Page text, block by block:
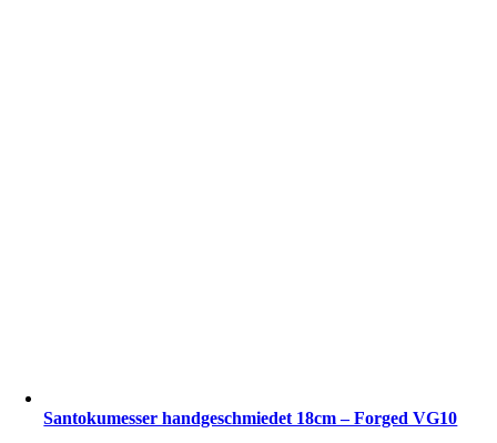
Santokumesser handgeschmiedet 18cm – Forged VG10